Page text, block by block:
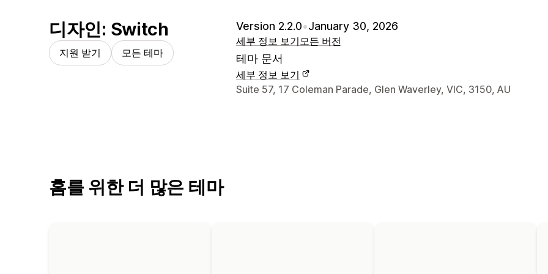
디자인: Switch
지원 받기 모든 테마
Version 2.2.0•January 30, 2026
세부 정보 보기 모든 버전
테마 문서
세부 정보 보기
디자이너 연락처 세부 정보
Suite 57, 17 Coleman Parade, Glen Waverley, VIC, 3150, AU
홈를 위한 더 많은 테마